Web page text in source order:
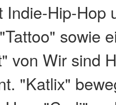
Indie-Hip-Hop
sowie
von Wir sind
"Katlix"